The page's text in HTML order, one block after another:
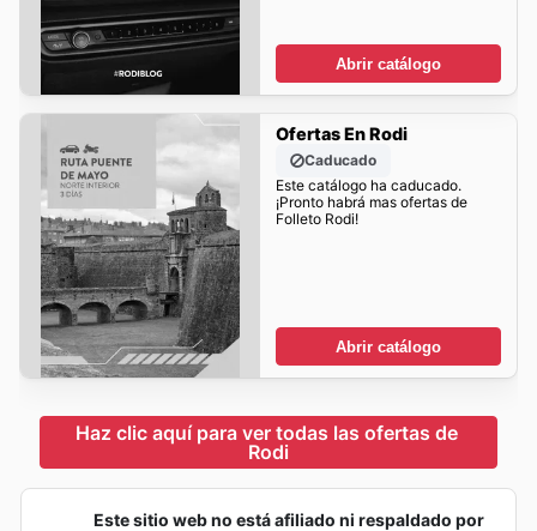
Abrir catálogo
Ofertas En Rodi
Caducado
Este catálogo ha caducado.
¡Pronto habrá mas ofertas de
Folleto Rodi!
Abrir catálogo
Haz clic aquí para ver todas las ofertas de
Rodi
Este sitio web no está afiliado ni respaldado por